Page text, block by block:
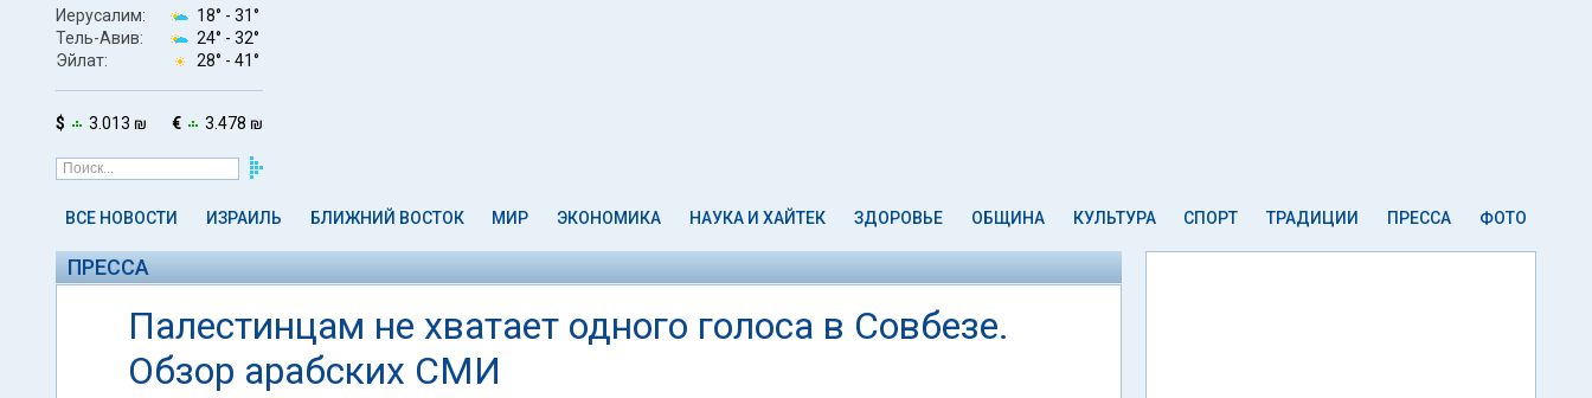
Иерусалим: 18° - 31°
Тель-Авив:
24° - 32°
Эйлат:
28° - 41°
$ 3.013 ₪ € 3.478 ₪
ВСЕ НОВОСТИ ИЗРАИЛЬ БЛИЖНИЙ ВОСТОК МИР ЭКОНОМИКА НАУКА И ХАЙТЕК ЗДОРОВЬЕ ОБЩИНА КУЛЬТУРА СПОРТ ТРАДИЦИИ ПРЕССА ФОТО
ПРЕССА
Палестинцам не хватает одного голоса в Совбезе.
Обзор арабских СМИ